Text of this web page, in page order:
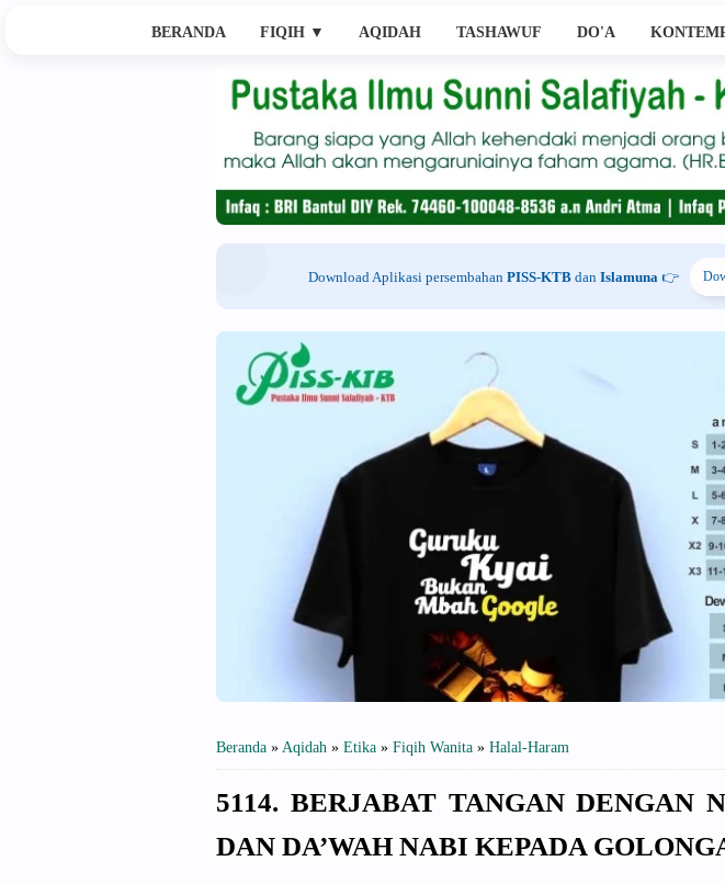
BERANDA FIQIH ▼ AQIDAH TASHAWUF DO'A
Download Aplikasi persembahan PISS-KTBdan Islamuna 👉
Beranda » Aqidah » Etika » Fiqih Wanita » Halal-Haram
5114. BERJABAT TANGAN DENGAN
DAN DA’WAH NABI KEPADA